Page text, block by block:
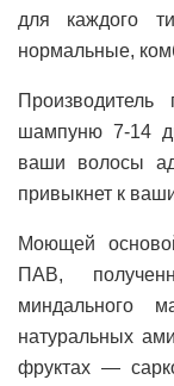
для каждого
нормальные,
шампуню 7-14
ваши волосы
привыкнет к
Моющей
ПАВ,
миндального
натуральных
фруктах —